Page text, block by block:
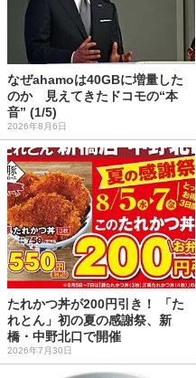
なぜahamoは40GBに増量した
のか 見えてきたドコモの“本
音” (1/5)
2026年8月6日
たれかつ丼が200円引き！ 「た
れとん」初の夏の感謝祭、新
橋・中野北口で開催
2026年7月30日